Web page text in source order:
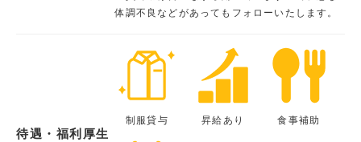
体調不良などがあってもフォローいたします。
待遇・福利厚生
制服貸与 昇給あり 食事補助